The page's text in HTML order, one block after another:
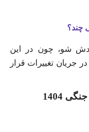
چند؟
شو، چون در این
جریان تغییرات قرار
1404